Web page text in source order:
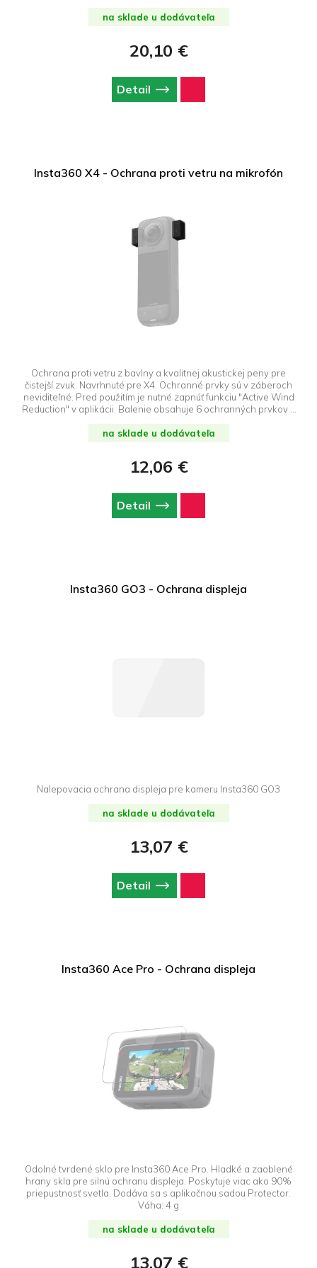
na sklade u dodávateľa
20,10 €
Detail
Insta360 X4 - Ochrana proti vetru na mikrofón
Ochrana proti vetru z bavlny a kvalitnej akustickej peny pre
čistejší zvuk. Navrhnuté pre X4. Ochranné prvky sú v záberoch
neviditeľné. Pred použitím je nutné zapnúť funkciu "Active Wind
Reduction" v aplikácii. Balenie obsahuje 6 ochranných prvkov a
na sklade u dodávateľa
12,06 €
Detail
Insta360 GO3 - Ochrana displeja
Nalepovacia ochrana displeja pre kameru Insta360 GO3
na sklade u dodávateľa
13,07 €
Detail
Insta360 Ace Pro - Ochrana displeja
Odolné tvrdené sklo pre Insta360 Ace Pro. Hladké a zaoblené
hrany skla pre silnú ochranu displeja. Poskytuje viac ako 90%
priepustnosť svetla. Dodáva sa s aplikačnou sadou Protector.
Váha: 4 g
na sklade u dodávateľa
13,07 €